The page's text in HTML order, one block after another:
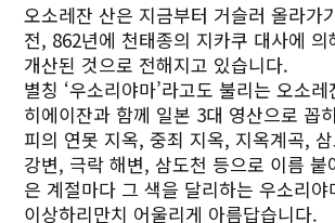
오소레잔 산은 지금부터 거슬러 올라가
전, 862년에 천태종의 지카쿠 대사에 의
개산된 것으로 전해지고 있습니다.
별칭 ‘우소리야마’라고도 불리는 오소
히에이잔과 함께 일본 3대 영산으로 꼽
피의 연못 지옥, 중죄 지옥, 지옥계곡,
강변, 극락 해변, 삼도천 등으로 이름
은 계절마다 그 색을 달리하는 우소리
이상하리만치 어울리게 아름답습니다.